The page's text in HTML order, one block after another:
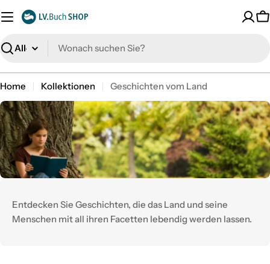
Inhalt
Suche
Home Kollektionen Geschichten vom Land
Entdecken Sie Geschichten, die das Land und seine
Menschen mit all ihren Facetten lebendig werden lassen.